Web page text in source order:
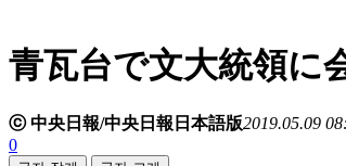
青瓦台で文大統領に
ⓒ 中央日報/中央日報日本語版2019.05.09
0